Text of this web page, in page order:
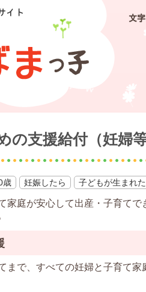
文
の支援給付（妊婦
歳 妊娠したら 子どもが生まれ
家庭が安心して出産・子育て
まで、すべての妊婦と子育て家